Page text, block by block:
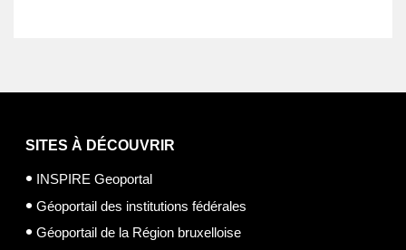
SITES À DÉCOUVRIR
INSPIRE Geoportal
Géoportail des institutions fédérales
Géoportail de la Région bruxelloise